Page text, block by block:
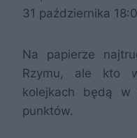
31 października
Na papierze
Rzymu, ale kto
kolejkach będą w
punktów.